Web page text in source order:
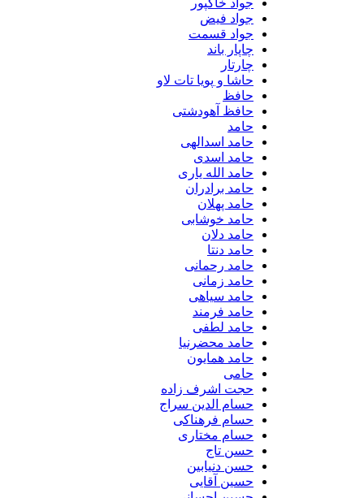
جواد خاکپور
جواد فیض
جواد قسمت
چاپار باند
حاشا و پویا تات لاو
حافظ آهودشتی
حامد اسدالهی
حامد اسدی
حامد الله یاری
حامد برادران
حامد پهلان
حامد خوشابی
حامد دلان
حامد دنتا
حامد رحمانی
حامد زمانی
حامد سیاهی
حامد فرمند
حامد لطفی
حامد محضرنیا
حامد همایون
حجت اشرف زاده
حسام الدین سراج
حسام فرهناکی
حسام مختاری
حسن تاج
حسن دنیابین
حسین آقایی